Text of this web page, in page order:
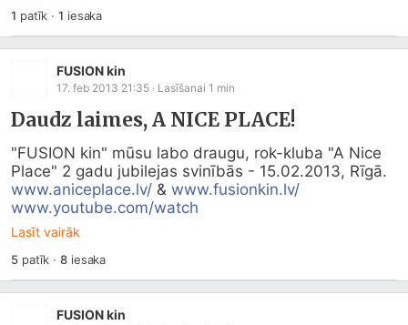
1 patīk ·1 iesaka
FUSION kin
17. feb 2013 21:35 · Lasīšanai 1 min
Daudz laimes, A NICE PLACE!
"FUSION kin" mūsu labo draugu, rok-kluba "A Nice
www.aniceplace.lv/ & www.fusionkin.lv/
www.youtube.com/watch
Lasīt vairāk
5patīk ·8iesaka
FUSION kin